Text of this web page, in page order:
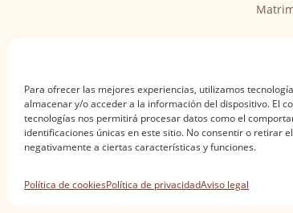
Para ofrecer las mejores experiencias, utilizamos
almacenar y/o acceder a la información del dispositivo. El
tecnologías nos permitirá procesar datos como el
identificaciones únicas en este sitio. No consentir o retirar
negativamente a ciertas características y funciones.
Política de cookiesPolítica de privacidadAviso legal
Aviso legal· Política de privacidad